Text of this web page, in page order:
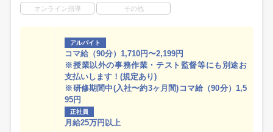
オンライン指導 その他
アルバイト
コマ給（90分）1,710円〜2,199円
※授業以外の事務作業・テスト監督等にも別途お
支払いします！(規定あり)
※研修期間中(入社〜約3ヶ月間)コマ給（90分）1,5
95円
正社員
月給25万円以上